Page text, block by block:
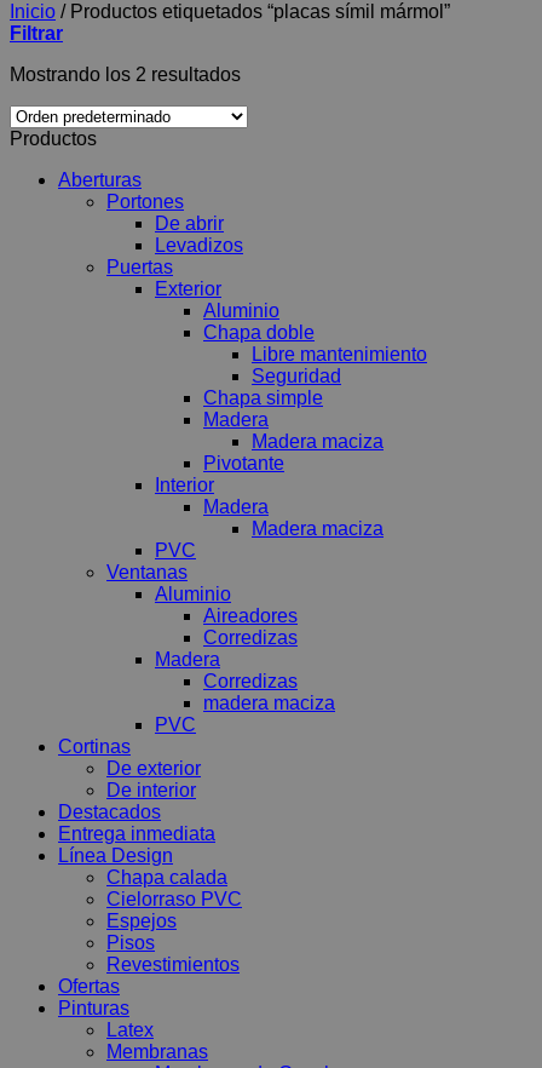
Inicio /Productos etiquetados “placas símil mármol”
Filtrar
Mostrando los 2 resultados
Productos
Aberturas
Portones
De abrir
Levadizos
Puertas
Exterior
Aluminio
Chapa doble
Libre mantenimiento
Seguridad
Chapa simple
Madera
Madera maciza
Pivotante
Interior
Madera
Madera maciza
PVC
Ventanas
Aluminio
Aireadores
Corredizas
Madera
Corredizas
madera maciza
PVC
Cortinas
De exterior
De interior
Destacados
Entrega inmediata
Línea Design
Chapa calada
Cielorraso PVC
Espejos
Pisos
Revestimientos
Ofertas
Pinturas
Latex
Membranas